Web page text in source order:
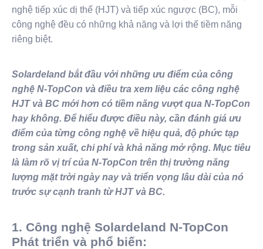
nghệ tiếp xúc dị thể (HJT) và tiếp xúc ngược (BC), mỗi
công nghệ đều có những khả năng và lợi thế tiềm năng
riêng biệt.
Solardeland bắt đầu với những ưu điểm của công
nghệ N-TopCon và điều tra xem liệu các công nghệ
HJT và BC mới hơn có tiềm năng vượt qua N-TopCon
hay không. Để hiểu được điều này, cần đánh giá ưu
điểm của từng công nghệ về hiệu quả, độ phức tạp
trong sản xuất, chi phí và khả năng mở rộng. Mục tiêu
là làm rõ vị trí của N-TopCon trên thị trường năng
lượng mặt trời ngày nay và triển vọng lâu dài của nó
trước sự cạnh tranh từ HJT và BC.
1. Công nghệ Solardeland N-TopCon
Phát triển và phổ biến: